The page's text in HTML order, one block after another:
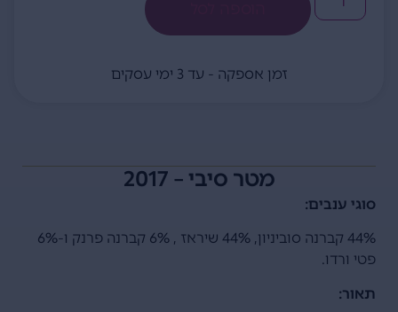
זמן אספקה - עד 3 ימי עסקים
מטר סיבי – 2017
סוגי ענבים:
44% קברנה סוביניון, 44% שיראז , 6% קברנה פרנק ו-6%
פטי ורדו.
תאור: